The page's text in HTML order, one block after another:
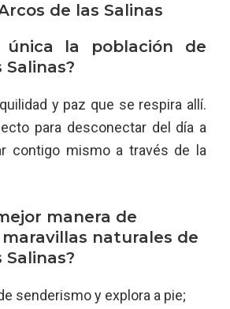
de las Salinas
única la población de
Salinas?
y paz que se respira allí.
para desconectar del día a
contigo mismo a través de la
manera de
naturales de
Salinas?
senderismo y explora a pie;